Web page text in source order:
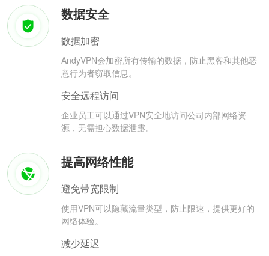
数据安全
数据加密
AndyVPN会加密所有传输的数据，防止黑客和其他恶
意行为者窃取信息。
安全远程访问
企业员工可以通过VPN安全地访问公司内部网络资
源，无需担心数据泄露。
提高网络性能
避免带宽限制
使用VPN可以隐藏流量类型，防止限速，提供更好的
网络体验。
减少延迟